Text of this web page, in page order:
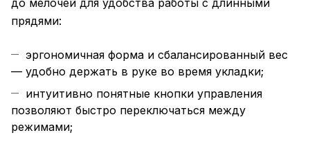
до мелочей для удобства работы с длинными
прядями:
эргономичная форма и сбалансированный вес
— удобно держать в руке во время укладки;
интуитивно понятные кнопки управления
позволяют быстро переключаться между
режимами;